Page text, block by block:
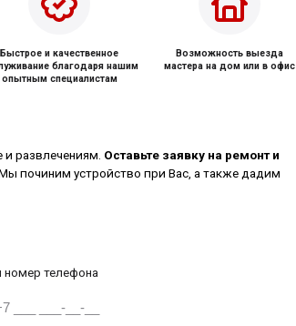
Быстрое и качественное
благодаря нашим
опытным специалистам
Возможность выезда
мастера на дом или в офис
развлечениям. Оставьте заявку на ремонт и
починим устройство при Вас, а также дадим
номер телефона